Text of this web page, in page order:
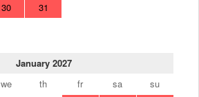
30 31
January 2027
we th fr sa
su